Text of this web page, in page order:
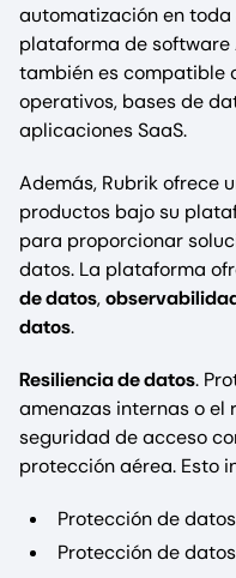
automatización en
plataforma de software
también es compatible
operativos, bases de
aplicaciones SaaS.
Además, Rubrik ofrece
productos bajo su
para proporcionar
datos. La plataforma
de datos,
datos.
Resiliencia de datos.
amenazas internas o el
seguridad de acceso
protección aérea. Esto
Protección de
Protección de